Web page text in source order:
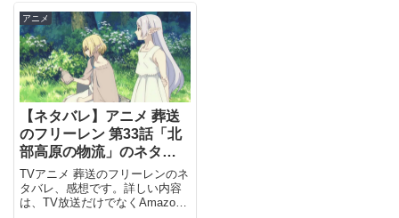
アニメ
【ネタバレ】アニメ 葬送
のフリーレン 第33話「北
部高原の物流」のネタバ
レ、感想
TVアニメ 葬送のフリーレンのネ
タバレ、感想です。詳しい内容
は、TV放送だけでなくAmazon